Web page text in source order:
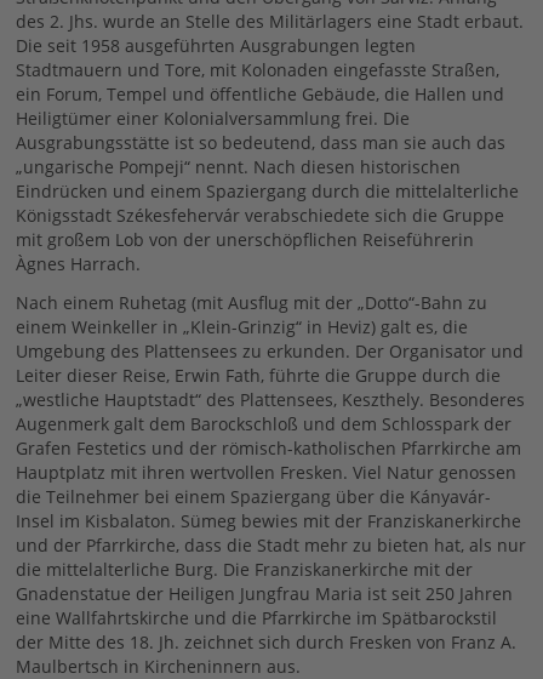
des 2. Jhs. wurde an Stelle des Militärlagers eine Stadt erbaut.
Die seit 1958 ausgeführten Ausgrabungen legten
Stadtmauern und Tore, mit Kolonaden eingefasste Straßen,
ein Forum, Tempel und öffentliche Gebäude, die Hallen und
Heiligtümer einer Kolonialversammlung frei. Die
Ausgrabungsstätte ist so bedeutend, dass man sie auch das
„ungarische Pompeji“ nennt. Nach diesen historischen
Eindrücken und einem Spaziergang durch die mittelalterliche
Königsstadt Székesfehervár verabschiedete sich die Gruppe
mit großem Lob von der unerschöpflichen Reiseführerin
Àgnes Harrach.
Nach einem Ruhetag (mit Ausflug mit der „Dotto“-Bahn zu
einem Weinkeller in „Klein-Grinzig“ in Heviz) galt es, die
Umgebung des Plattensees zu erkunden. Der Organisator und
Leiter dieser Reise, Erwin Fath, führte die Gruppe durch die
„westliche Hauptstadt“ des Plattensees, Keszthely. Besonderes
Augenmerk galt dem Barockschloß und dem Schlosspark der
Grafen Festetics und der römisch-katholischen Pfarrkirche am
Hauptplatz mit ihren wertvollen Fresken. Viel Natur genossen
die Teilnehmer bei einem Spaziergang über die Kányavár-
Insel im Kisbalaton. Sümeg bewies mit der Franziskanerkirche
und der Pfarrkirche, dass die Stadt mehr zu bieten hat, als nur
die mittelalterliche Burg. Die Franziskanerkirche mit der
Gnadenstatue der Heiligen Jungfrau Maria ist seit 250 Jahren
eine Wallfahrtskirche und die Pfarrkirche im Spätbarockstil
der Mitte des 18. Jh. zeichnet sich durch Fresken von Franz A.
Maulbertsch in Kircheninnern aus.